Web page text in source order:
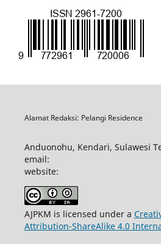
Alamat Redaksi: Pelangi Residence
Anduonohu, Kendari, Sulawesi
email:
website:
AJPKM is licensed under a
Attribution-ShareAlike 4.0